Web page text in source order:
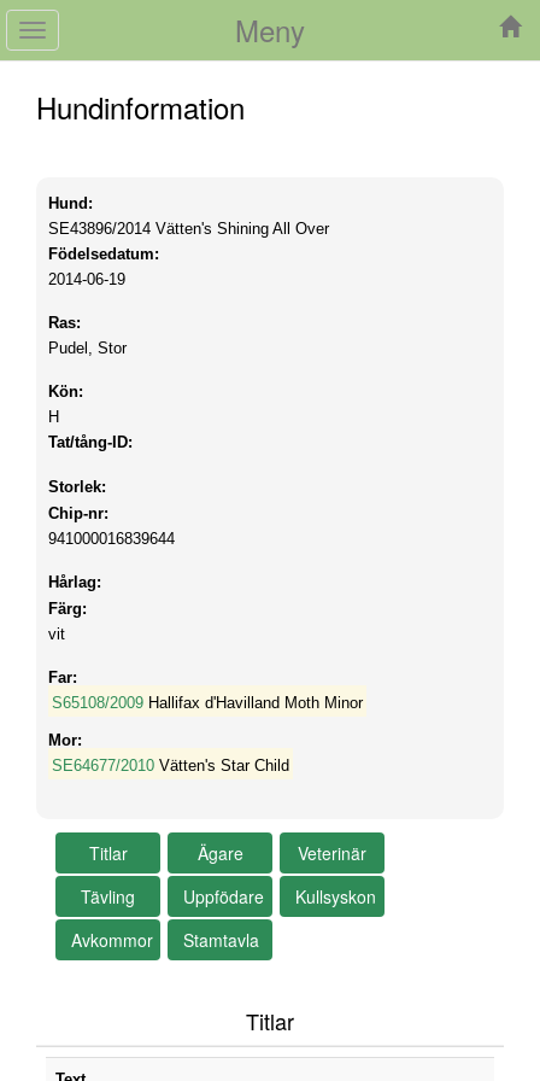
Meny
Toggle
navigation
Hundinformation
Hund:
SE43896/2014 Vätten's Shining All Over
Födelsedatum:
2014-06-19
Ras:
Pudel, Stor
Kön:
H
Tat/tång-ID:
Storlek:
Chip-nr:
941000016839644
Hårlag:
Färg:
vit
Far:
S65108/2009 Hallifax d'Havilland Moth Minor
Mor:
SE64677/2010 Vätten's Star Child
Titlar